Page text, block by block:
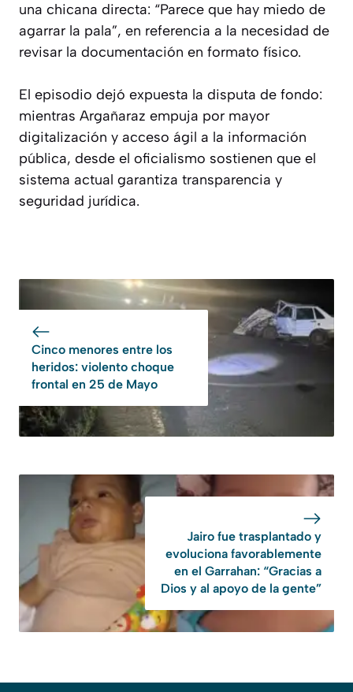
una chicana directa: “Parece que hay miedo de
agarrar la pala”, en referencia a la necesidad de
revisar la documentación en formato físico.
El episodio dejó expuesta la disputa de fondo:
mientras Argañaraz empuja por mayor
digitalización y acceso ágil a la información
pública, desde el oficialismo sostienen que el
sistema actual garantiza transparencia y
seguridad jurídica.
Cinco menores entre los
heridos: violento choque
frontal en 25 de Mayo
Jairo fue trasplantado y
evoluciona favorablemente
en el Garrahan: “Gracias a
Dios y al apoyo de la gente”